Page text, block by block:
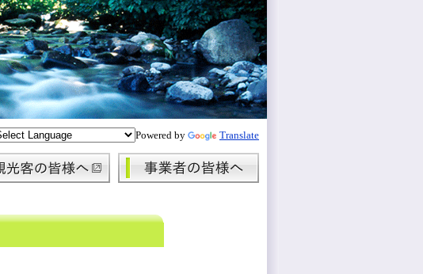
Powered by Translate